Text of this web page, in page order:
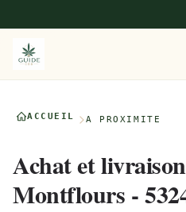
ACCUEIL À PROXIMITÉ
Achat et
Montflours -